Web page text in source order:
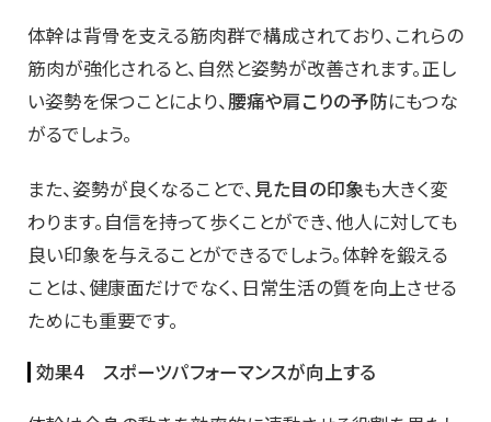
体幹は背骨を支える筋肉群で構成されており、これらの
筋肉が強化されると、自然と姿勢が改善されます。正し
い姿勢を保つことにより、腰痛や肩こりの予防にもつな
がるでしょう。
また、姿勢が良くなることで、見た目の印象も大きく変
わります。自信を持って歩くことができ、他人に対しても
良い印象を与えることができるでしょう。体幹を鍛える
ことは、健康面だけでなく、日常生活の質を向上させる
ためにも重要です。
効果4 スポーツパフォーマンスが向上する